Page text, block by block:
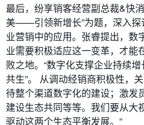
最后，纷享销客经营副总裁&快
美——引领新增长”为题，深入探
业营销中的应用。张睿提出，数
业需要积极适应这一变革，才能
败之地。“数字化支撑企业持续
共生”。 从调动经销商积极性，
待整个渠道数字化的建设；激发
建设生态共同等等。我们要从大
驱动这两个生态平衡发展。”